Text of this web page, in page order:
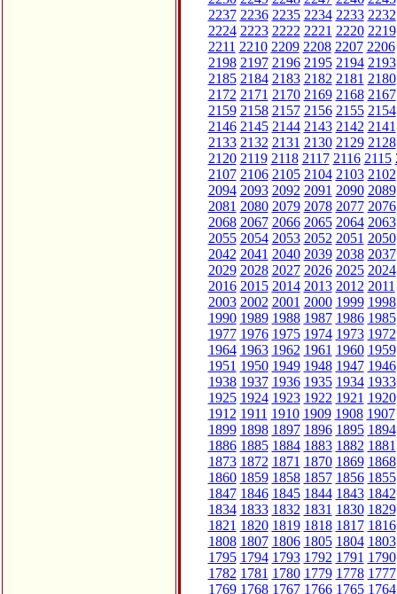
2237 2236 2235 2234 2233 2232
2224 2223 2222 2221 2220 2219
2211 2210 2209 2208 2207 2206
2198 2197 2196 2195 2194 2193
2185 2184 2183 2182 2181 2180
2172 2171 2170 2169 2168 2167
2159 2158 2157 2156 2155 2154
2146 2145 2144 2143 2142 2141
2133 2132 2131 2130 2129 2128
2120 2119 2118 2117 2116 2115
2107 2106 2105 2104 2103 2102
2094 2093 2092 2091 2090 2089
2081 2080 2079 2078 2077 2076
2068 2067 2066 2065 2064 2063
2055 2054 2053 2052 2051 2050
2042 2041 2040 2039 2038 2037
2029 2028 2027 2026 2025 2024
2016 2015 2014 2013 2012 2011
2003 2002 2001 2000 1999 1998
1990 1989 1988 1987 1986 1985
1977 1976 1975 1974 1973 1972
1964 1963 1962 1961 1960 1959
1951 1950 1949 1948 1947 1946
1938 1937 1936 1935 1934 1933
1925 1924 1923 1922 1921 1920
1912 1911 1910 1909 1908 1907
1899 1898 1897 1896 1895 1894
1886 1885 1884 1883 1882 1881
1873 1872 1871 1870 1869 1868
1860 1859 1858 1857 1856 1855
1847 1846 1845 1844 1843 1842
1834 1833 1832 1831 1830 1829
1821 1820 1819 1818 1817 1816
1808 1807 1806 1805 1804 1803
1795 1794 1793 1792 1791 1790
1782 1781 1780 1779 1778 1777
1769 1768 1767 1766 1765 1764